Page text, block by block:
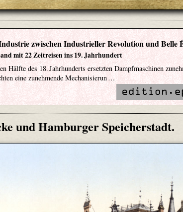
zwischen Industrieller Revolution und Belle
mit 22 Zeitreisen ins 19. Jahrhundert
Hälfte des 18. Jahrhunderts ersetzten Dampfmaschinen
eine zunehmende Mechanisierun …
und Hamburger Speicherstadt.